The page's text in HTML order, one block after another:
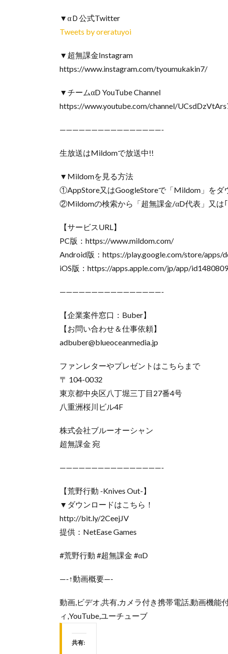
▼αＤ公式Twitter
Tweets by oreratuyoi
▼超無課金Instagram
https://www.instagram.com/tyoumukakin7/
▼チームαD YouTube Channel
https://www.youtube.com/channel/
————————————————-
生放送はMildomで放送中!!
▼Mildomを見る方法
①AppStore又はGoogleStoreで「Mildom」をダ
②Mildomの検索から「超無課金/αD代表」又は
【サービスURL】
PC版：https://www.mildom.com/
Android版：https://play.google.com/store/apps/
iOS版：https://apps.apple.com/jp/app/
————————————————-
【企業案件窓口：Buber】
【お問い合わせ＆仕事依頼】
adbuber@blueoceanmedia.jp
ファンレターやプレゼントはこちらまで
〒 104-0032
東京都中央区八丁堀三丁目27番4号
八重洲桜川ビル4F
株式会社ブルーオーシャン
超無課金 宛
————————————————-
【荒野行動 -Knives Out-】
▼ダウンロードはこちら！
http://bit.ly/2CeejJV
提供：NetEase Games
#荒野行動 #超無課金 #αD
—-↑動画概要—-
動画,ビデオ,共有,カメラ付き携帯電話,動画機能
ィ,YouTube,ユーチューブ
共有: